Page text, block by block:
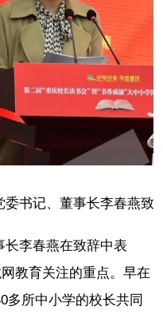
委书记、董事长李春燕致
李春燕在致辞中表
教育关注的重点。早在
多所中小学的校长共同